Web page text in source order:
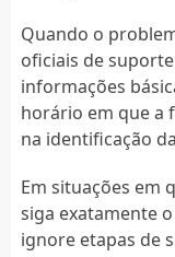
Quando o
oficiais de
informações
horário em que a
na identificação
Em situações em
siga exatamente
ignore etapas de